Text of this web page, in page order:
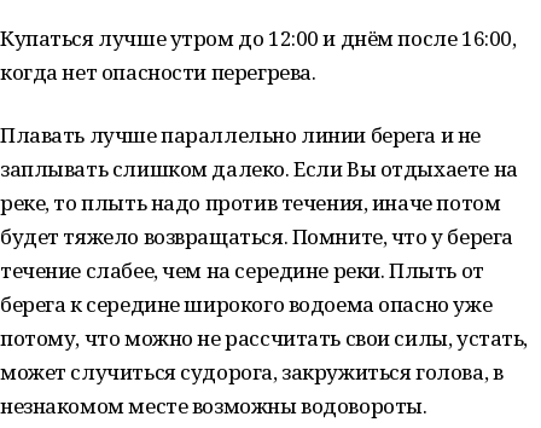
Купаться лучше утром до 12:00 и днём после 16:00,
когда нет опасности перегрева.
Плавать лучше параллельно линии берега и не
заплывать слишком далеко. Если Вы отдыхаете на
реке, то плыть надо против течения, иначе потом
будет тяжело возвращаться. Помните, что у берега
течение слабее, чем на середине реки. Плыть от
берега к середине широкого водоема опасно уже
потому, что можно не рассчитать свои силы, устать,
может случиться судорога, закружиться голова, в
незнакомом месте возможны водовороты.